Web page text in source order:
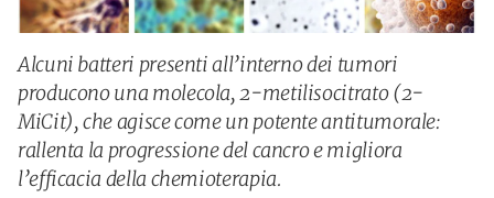
Alcuni batteri presenti all’interno dei tumori
producono una molecola, 2-metilisocitrato (2-
MiCit), che agisce come un potente antitumorale:
rallenta la progressione del cancro e migliora
l’efficacia della chemioterapia.